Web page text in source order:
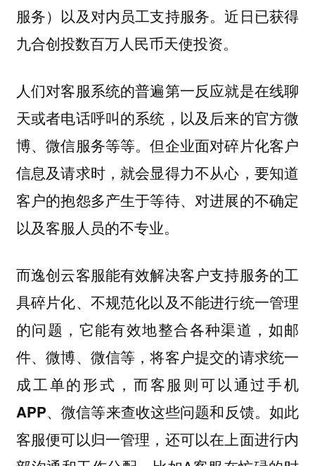
服务）以及对内员工支持服务。近日已获得
九合创投数百万人民币天使投资。
人们对客服系统的普遍第一反应就是在线聊
天或者电话呼叫的系统，以及后来的官方微
博、微信服务等等。但企业面对碎片化客户
信息及请求时，就会显得力不从心，要知道
客户的抱怨多产生于等待、对进展的不确定
以及客服人员的不专业。
而逸创云客服能有效解决客户支持服务的工
具碎片化、不规范化以及不能进行统一管理
的问题， 它能有效地整合各种渠道，如邮
件、微博、微信等，将客户提交的请求统一
成工单的形式 ， 而客服则可以通过手机
APP、微信等来查收这些问题和反馈。如此
客服便可以归一管理，还可以在上面进行内